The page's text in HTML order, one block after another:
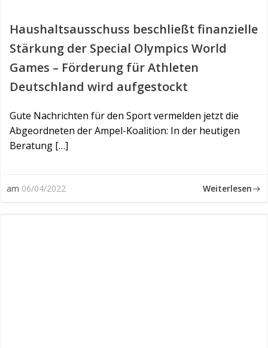
Haushaltsausschuss beschließt finanzielle
Stärkung der Special Olympics World
Games – Förderung für Athleten
Deutschland wird aufgestockt
Gute Nachrichten für den Sport vermelden jetzt die
Abgeordneten der Ampel-Koalition: In der heutigen
Beratung […]
am 06/04/2022 Weiterlesen